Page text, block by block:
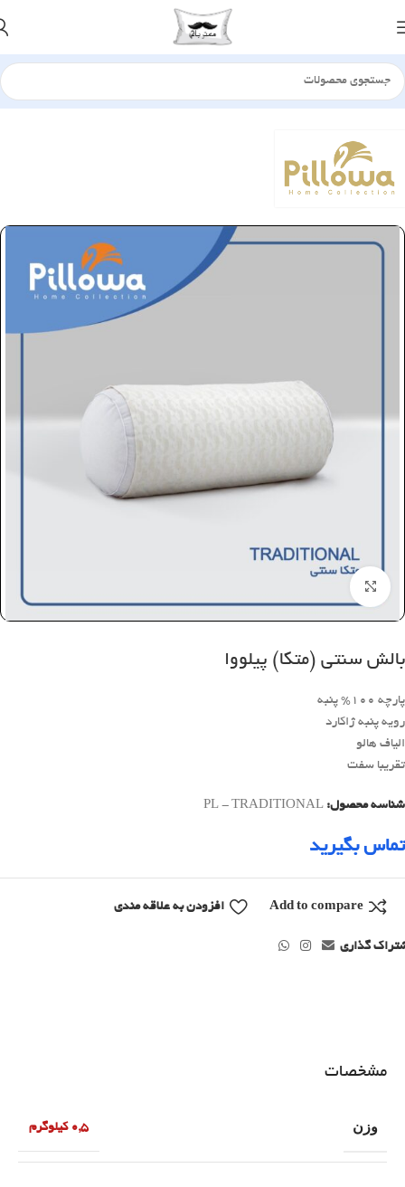
خانه بالش الیافی
بالش سنتی (متکا) پیلووا
پارچه 100% پنبه
رویه پنبه ژاکارد
الیاف هالو
تقریبا سفت
شناسه محصول: PL - TRADITIONAL
تماس بگیرید
Add to compare افزودن به علاقه مندی
گذاری
مشخصات
وزن 0,5 کیلوگرم